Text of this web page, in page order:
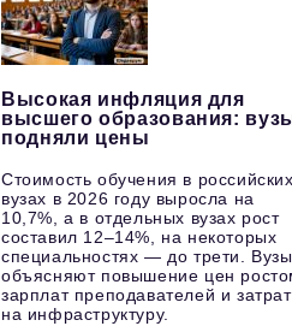
Высокая инфляция для
высшего образования:
подняли цены
Стоимость обучения в российских
вузах в 2026 году выросла на
10,7%, а в отдельных вузах рост
составил 12–14%, на некоторых
специальностях — до трети. Вузы
объясняют повышение цен
зарплат преподавателей и затрат
на инфраструктуру.